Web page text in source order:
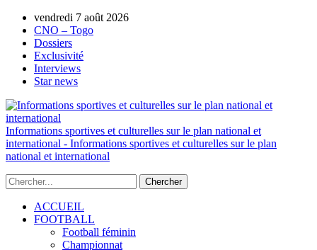
vendredi 7 août 2026
CNO – Togo
Dossiers
Exclusivité
Interviews
Star news
Informations sportives et culturelles sur le plan national et
international - Informations sportives et culturelles sur le plan
national et international
ACCUEIL
FOOTBALL
Football féminin
Championnat
AUTORISATION DE LA HAAC N°0134/